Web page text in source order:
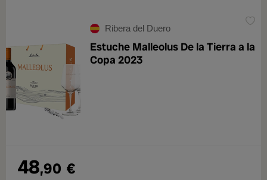
Ribera del Duero
Estuche Malleolus De la Tierra a la
Copa 2023
48,90 €